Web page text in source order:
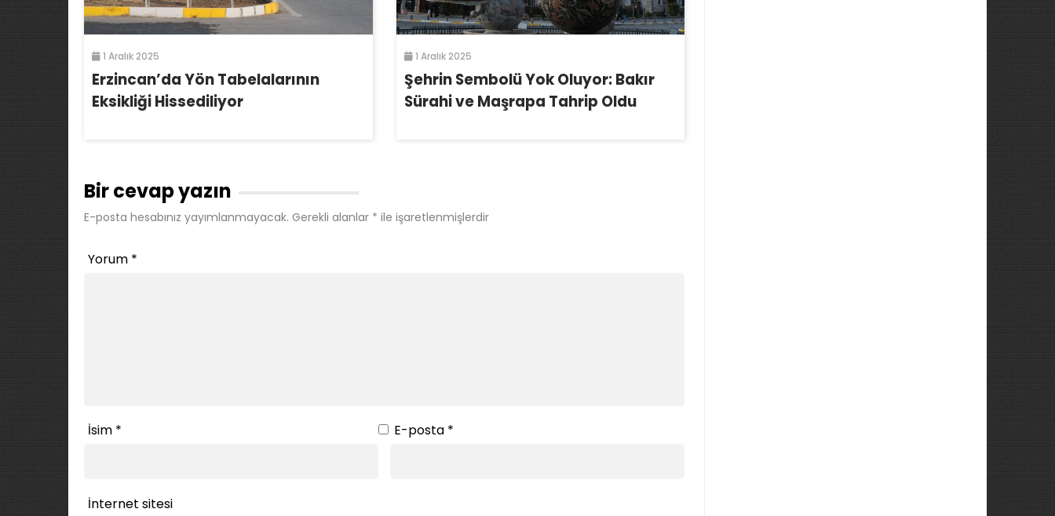
1 Aralık 2025
Erzincan’da Yön Tabelalarının
Eksikliği Hissediliyor
1 Aralık 2025
Şehrin Sembolü Yok Oluyor: Bakır
Sürahi ve Maşrapa Tahrip Oldu
Bir cevap yazın
E-posta hesabınız yayımlanmayacak. Gerekli alanlar * ile işaretlenmişlerdir
Yorum *
İsim * E-posta *
İnternet sitesi